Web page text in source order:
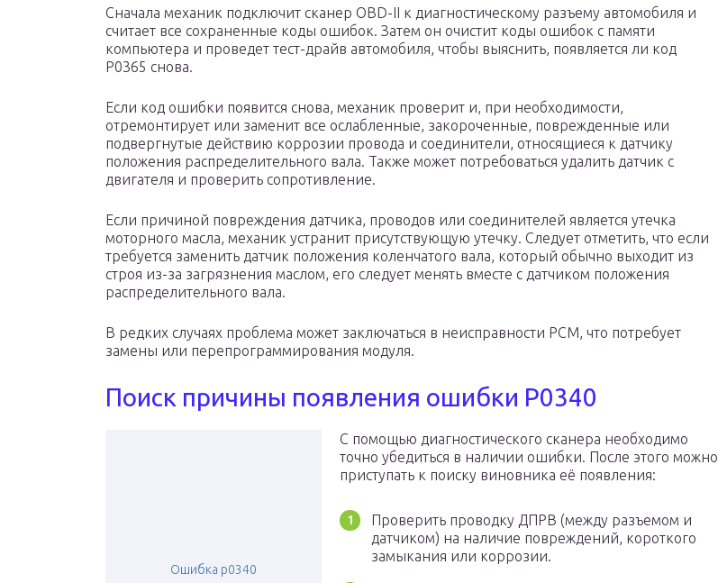
Сначала механик подключит сканер OBD-II к диагностическому разъему автомобиля и
считает все сохраненные коды ошибок. Затем он очистит коды ошибок с памяти
компьютера и проведет тест-драйв автомобиля, чтобы выяснить, появляется ли код
P0365 снова.
Если код ошибки появится снова, механик проверит и, при необходимости,
отремонтирует или заменит все ослабленные, закороченные, поврежденные или
подвергнутые действию коррозии провода и соединители, относящиеся к датчику
положения распределительного вала. Также может потребоваться удалить датчик с
двигателя и проверить сопротивление.
Если причиной повреждения датчика, проводов или соединителей является утечка
моторного масла, механик устранит присутствующую утечку. Следует отметить, что если
требуется заменить датчик положения коленчатого вала, который обычно выходит из
строя из-за загрязнения маслом, его следует менять вместе с датчиком положения
распределительного вала.
В редких случаях проблема может заключаться в неисправности PCM, что потребует
замены или перепрограммирования модуля.
Поиск причины появления ошибки P0340
Ошибка p0340
С помощью диагностического сканера необходимо
точно убедиться в наличии ошибки. После этого можно
приступать к поиску виновника её появления:
Проверить проводку ДПРВ (между разъемом и
датчиком) на наличие повреждений, короткого
замыкания или коррозии.